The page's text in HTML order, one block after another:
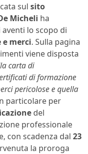
sul sito
Micheli ha
lo scopo di
merci. Sulla pagina
viene disposta
carta di
di formazione
pericolose e quella
particolare per
del
professionale
con scadenza dal 23
la proroga